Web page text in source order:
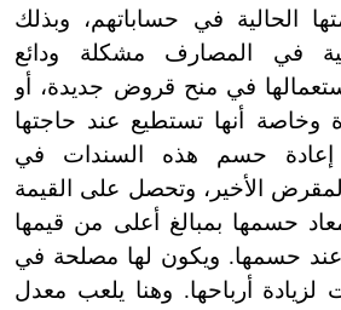
الحالية في حساباتهم، وبذلك
في المصارف مشكلة ودائع
في منح قروض جديدة، أو
أنها تستطيع عند حاجتها
إعادة حسم هذه السندات في
الأخير، وتحصل على القيمة
حسمها بمبالغ أعلى من قيمها
عند حسمها. ويكون لها مصلحة في
أرباحها. وهنا يلعب معدل